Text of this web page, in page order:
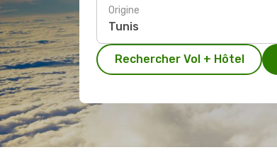
Origine
Rechercher Vol + Hôtel